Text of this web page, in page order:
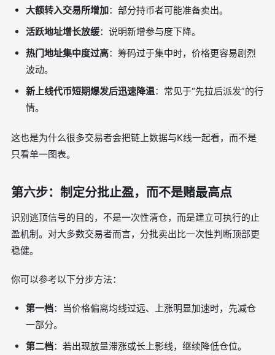
大额转入交易所增加：部分持币者可能准备卖出。
活跃地址增长放缓：说明新增参与度下降。
热门地址集中度过高：筹码过于集中时，价格更容易剧烈
波动。
新上线代币短期爆发后迅速降温：常见于“先拉后派发”的行
情。
这也是为什么很多交易者会把链上数据与K线一起看，而不是
只看单一图表。
第六步：制定分批止盈，而不是赌最高点
识别逃顶信号的目的，不是一次性清仓，而是建立可执行的止
盈机制。对大多数交易者而言，分批卖出比一次性判断顶部更
稳健。
你可以参考以下分步方法：
第一档：当价格偏离均线过远、上涨明显加速时，先减仓
一部分。
第二档：若出现放量滞涨或长上影线，继续降低仓位。